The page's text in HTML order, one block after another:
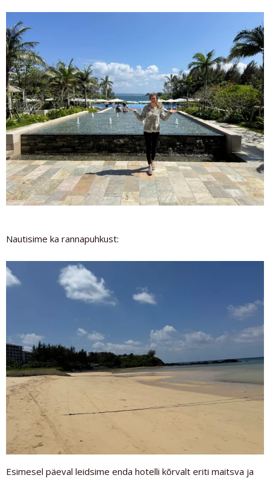
Nautisime ka rannapuhkust:
Esimesel päeval leidsime enda hotelli kõrvalt eriti maitsva ja